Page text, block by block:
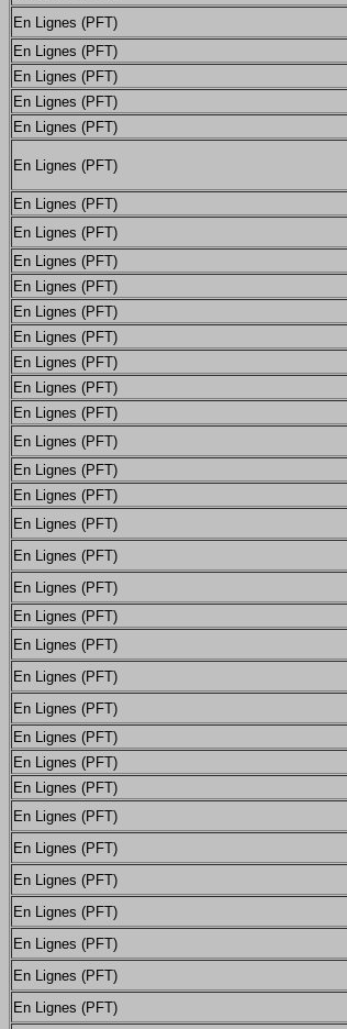
En Lignes (PFT)
En Lignes (PFT)
En Lignes (PFT)
En Lignes (PFT)
En Lignes (PFT)
En Lignes (PFT)
En Lignes (PFT)
En Lignes (PFT)
En Lignes (PFT)
En Lignes (PFT)
En Lignes (PFT)
En Lignes (PFT)
En Lignes (PFT)
En Lignes (PFT)
En Lignes (PFT)
En Lignes (PFT)
En Lignes (PFT)
En Lignes (PFT)
En Lignes (PFT)
En Lignes (PFT)
En Lignes (PFT)
En Lignes (PFT)
En Lignes (PFT)
En Lignes (PFT)
En Lignes (PFT)
En Lignes (PFT)
En Lignes (PFT)
En Lignes (PFT)
En Lignes (PFT)
En Lignes (PFT)
En Lignes (PFT)
En Lignes (PFT)
En Lignes (PFT)
En Lignes (PFT)
En Lignes (PFT)